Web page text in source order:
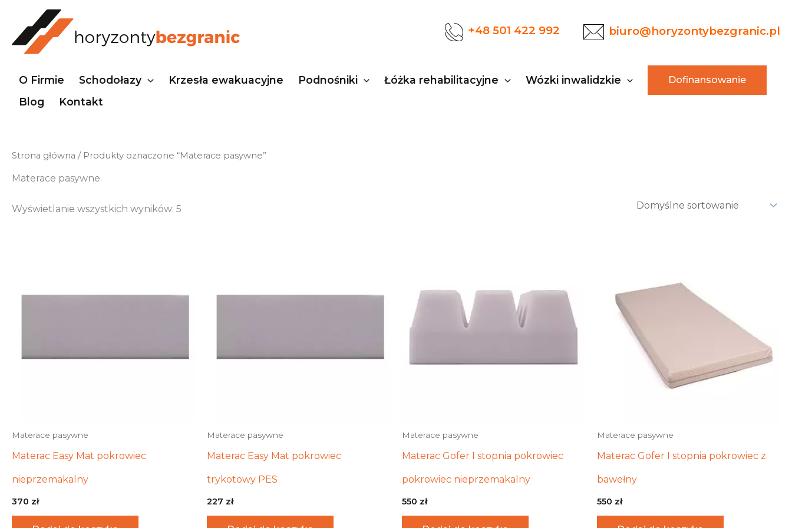
treści
+48 501 422 992 biuro@horyzontybezgranic.pl
O Firmie Schodołazy Krzesła ewakuacyjne Podnośniki Łóżka rehabilitacyjne Wózki inwalidzkie Dofinansowanie
Blog Kontakt
Strona główna / Produkty oznaczone “Materace pasywne”
Materace pasywne
Wyświetlanie wszystkich wyników: 5
Materace pasywne
Materac Easy Mat pokrowiec
nieprzemakalny
370 zł
Materace pasywne
Materac Easy Mat pokrowiec
trykotowy PES
227 zł
Materace pasywne
Materac Gofer I stopnia pokrowiec
pokrowiec nieprzemakalny
550 zł
Materace pasywne
Materac Gofer I stopnia pokrowiec z
bawełny
550 zł